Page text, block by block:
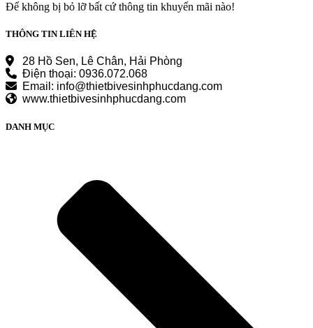
Để không bị bỏ lỡ bất cứ thông tin khuyến mãi nào!
THÔNG TIN LIÊN HỆ
28 Hồ Sen, Lê Chân, Hải Phòng
Điện thoại: 0936.072.068
Email: info@thietbivesinhphucdang.com
www.thietbivesinhphucdang.com
DANH MỤC